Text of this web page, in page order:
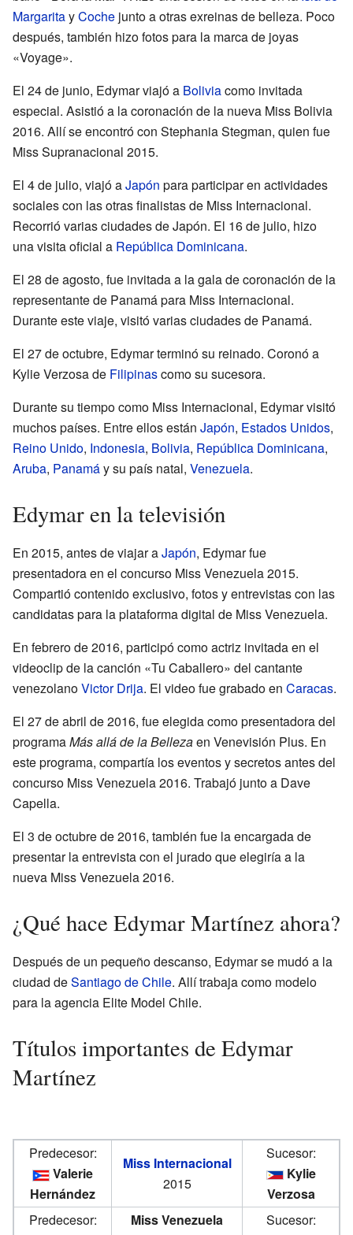
MargaritayCoche junto a otras exreinas de belleza. Poco
después, también hizo fotos para la marca de joyas
«Voyage».
El 24 de junio, Edymar viajó a Boliviacomo invitada
especial. Asistió a la coronación de la nueva Miss Bolivia
2016. Allí se encontró con Stephania Stegman, quien fue
Miss Supranacional 2015.
El 4 de julio, viajó aJapón para participar en actividades
sociales con las otras finalistas de Miss Internacional.
Recorrió varias ciudades de Japón. El 16 de julio, hizo
una visita oficial a República Dominicana.
El 28 de agosto, fue invitada a la gala de coronación de la
representante de Panamá para Miss Internacional.
Durante este viaje, visitó varias ciudades de Panamá.
El 27 de octubre, Edymar terminó su reinado. Coronó a
Kylie Verzosa de Filipinascomo su sucesora.
Durante su tiempo como Miss Internacional, Edymar visitó
muchos países. Entre ellos están Japón, Estados Unidos,
Reino Unido, Indonesia, Bolivia, República Dominicana,
Aruba, Panamáy su país natal, Venezuela.
Edymar en la televisión
En 2015, antes de viajar aJapón, Edymar fue
presentadora en el concurso Miss Venezuela 2015.
Compartió contenido exclusivo, fotos y entrevistas con las
candidatas para la plataforma digital de Miss Venezuela.
En febrero de 2016, participó como actriz invitada en el
videoclip de la canción «Tu Caballero» del cantante
venezolanoVictor Drija. El video fue grabado en Caracas.
El 27 de abril de 2016, fue elegida como presentadora del
programaMás allá de la Bellezaen Venevisión Plus. En
este programa, compartía los eventos y secretos antes del
concurso Miss Venezuela 2016. Trabajó junto a Dave
Capella.
El 3 de octubre de 2016, también fue la encargada de
presentar la entrevista con el jurado que elegiría a la
nueva Miss Venezuela 2016.
¿Qué hace Edymar Martínez ahora?
Después de un pequeño descanso, Edymar se mudó a la
ciudad deSantiago de Chile. Allí trabaja como modelo
para la agencia Elite Model Chile.
Títulos importantes de Edymar
Martínez
Predecesor:
Valerie
Hernández
Miss Internacional
2015
Sucesor:
Kylie
Verzosa
Predecesor:
Miss Venezuela
Sucesor: